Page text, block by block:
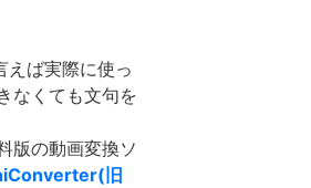
えば実際に使っ
なくても文句を
版の動画変換ソ
旧